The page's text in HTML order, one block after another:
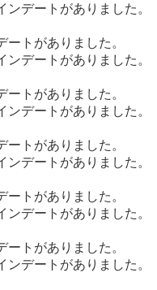
デートがありました。
ートがありました。
デートがありました。
ートがありました。
デートがありました。
ートがありました。
デートがありました。
ートがありました。
デートがありました。
ートがありました。
デートがありました。